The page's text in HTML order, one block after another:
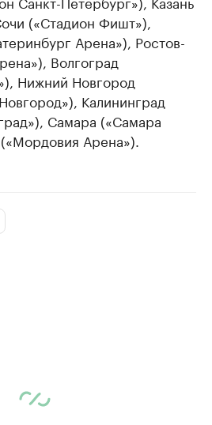
(«Стадион Фишт»),
Арена»), Ростов-
Волгоград
Нижний Новгород
Калининград
Самара («Самара
Арена»).